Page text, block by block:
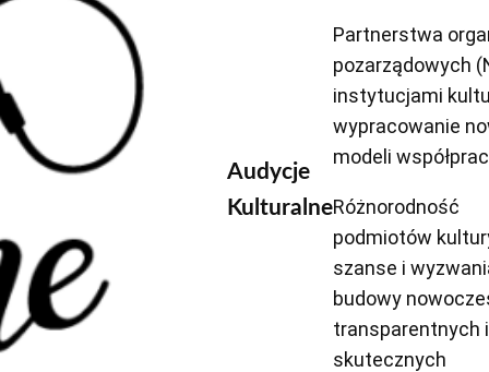
Audycje
Kulturalne
Partnerstwa
pozarządowych
instytucjami
wypracowanie
modeli
Różnorodność
podmiotów
szanse i
budowy
transparentnych i
skutecznych